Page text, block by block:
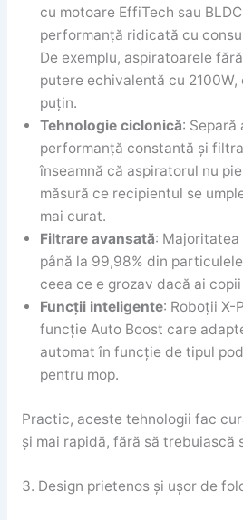
cu motoare EffiTech sau
performanță ridicată cu
De exemplu, aspiratoarele
putere echivalentă cu 2100W,
puțin.
Tehnologie ciclonică: Separă
performanță constantă și
înseamnă că aspiratorul nu
măsură ce recipientul se
mai curat.
Filtrare avansată:
până la 99,98% din
ceea ce e grozav dacă ai
Funcții inteligente: Roboții X-
funcție Auto Boost care
automat în funcție de tipul
pentru mop.
Practic, aceste tehnologii fac
și mai rapidă, fără să trebuiască
3. Design prietenos și ușor de